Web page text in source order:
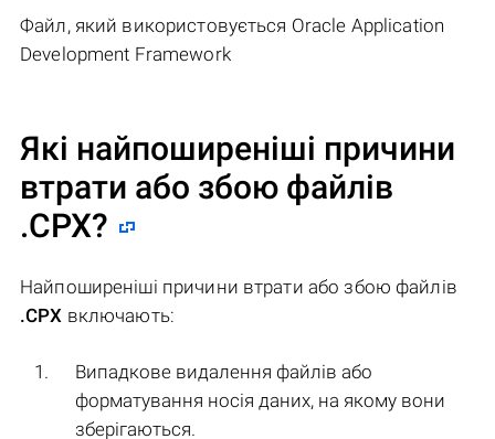
Файл, який використовується Oracle Application
Development Framework
Які найпоширеніші причини
втрати або збою файлів
.CPX?
Найпоширеніші причини втрати або збою файлів
.CPX включають:
Випадкове видалення файлів або
форматування носія даних, на якому вони
зберігаються.